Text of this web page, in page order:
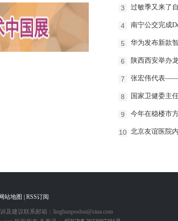
3 过敏季又来了
4 南宁公交完成
5 华为发布新款
6 陕西西安举办
7 张宏伟代表——
8 国家卫健委主
9 今年在稳楼市
10 北京友谊医院
网站地图 | RSS订阅
建议联系邮箱：linghunposhui@sina.com